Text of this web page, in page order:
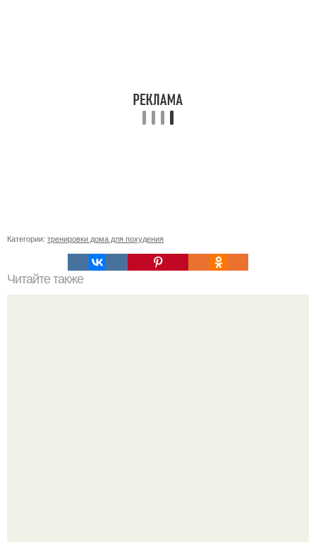
Категории: тренировки дома для похудения
Читайте также